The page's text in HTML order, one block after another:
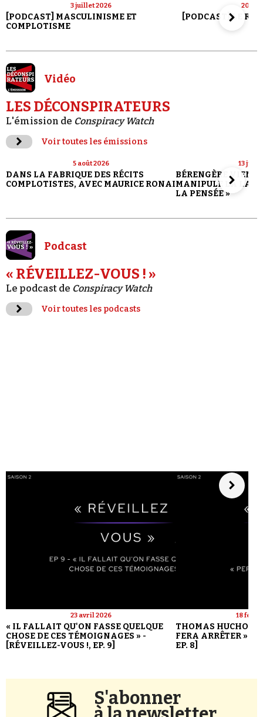
3 juillet 2026
[PODCAST] MASCULINISME ET
COMPLOTISME
20
[PODCAST] LE
Vidéo
LES DÉCONSPIRATEURS
L'émission de Conspiracy Watch
Voir toutes les émissions
5 août 2026
DANS LA FABRIQUE DES RÉCITS
COMPLOTISTES, AVEC MAURICE RONAI
13
BÉRENGÈRE
MANIPULE LA
LA PENSÉE »
Podcast
« RÉVEILLEZ-VOUS ! »
Le podcast de Conspiracy Watch
Voir toutes les podcasts
23 avril 2026
« IL FALLAIT QU'ON FASSE QUELQUE
CHOSE DE CES TÉMOIGNAGES » -
[RÉVEILLEZ-VOUS !, EP. 9]
18
THOMAS HUCHON :
FERA ARRÊTER » -
EP. 8]
S'abonner